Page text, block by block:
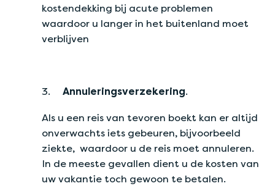
kostendekking bij acute problemen
waardoor u langer in het buitenland moet
verblijven
3. Annuleringsverzekering.
Als u een reis van tevoren boekt kan er altijd
onverwachts iets gebeuren, bijvoorbeeld
ziekte, waardoor u de reis moet annuleren.
In de meeste gevallen dient u de kosten van
uw vakantie toch gewoon te betalen.